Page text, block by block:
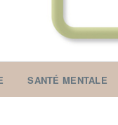
SANTÉ MENTALE